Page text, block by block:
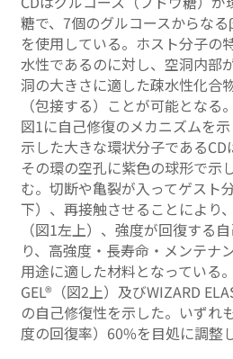
糖で、7個のグルコースからな
を使用している。ホスト分子の
水性であるのに対し、空洞内部
洞の大きさに適した疎水性化合
（包接する）ことが可能となる。
図1に自己修復のメカニズムを
示した大きな環状分子であるCD
その環の空孔に紫色の球形で示
む。切断や亀裂が入ってゲスト
下）、再接触させることにより
（図1左上）、強度が回復する
り、高強度・長寿命・メンテナ
用途に適した材料となっている
GEL®（図2上）及びWIZARD
の自己修復性を示した。いずれ
度の回復率）60%を目処に調整